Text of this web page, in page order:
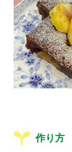
作り方